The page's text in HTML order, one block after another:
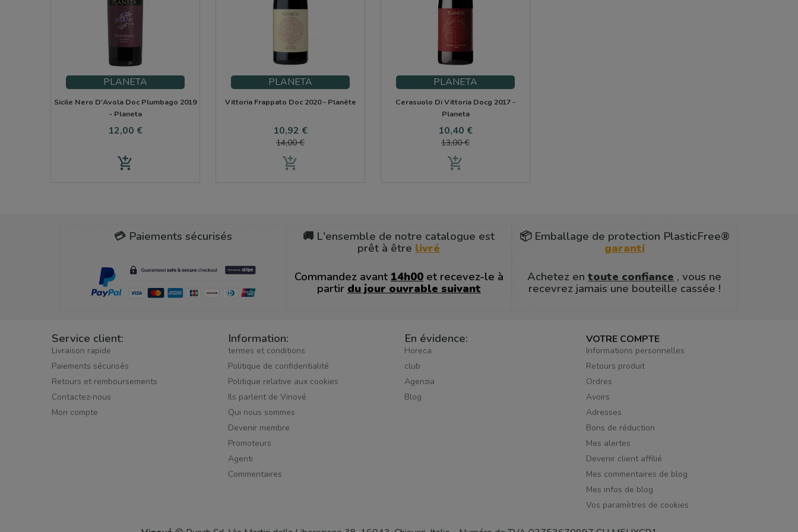
PLANETA
Sicile Nero D'Avola Doc Plumbago 2019
- Planeta
Prix
12,00 €
add_shopping_cart
PLANETA
Vittoria Frappato Doc 2020 - Planète
Prix
10,92 €Prix
14,00 €
add_shopping_cart
PLANETA
Cerasuolo Di Vittoria Docg 2017 -
Planeta
Prix
10,40 €Prix
13,00 €
add_shopping_cart
💳 Paiements sécurisés
🚚 L'ensemble de notre catalogue est
prêt à être livré
Commandez avant 14h00 et recevez-le à
partir du jour ouvrable suivant
📦 Emballage de protection PlasticFree®
garanti
Achetez entoute confiance , vous ne
recevrez jamais une bouteille cassée !
Service client:
Livraison rapide
Paiements sécurisés
Retours et remboursements
Contactez-nous
Mon compte
Information:
termes et conditions
Politique de confidentialité
Politique relative aux cookies
Ils parlent de Vinové
Qui nous sommes
Devenir membre
Promoteurs
Agenti
Commentaires
En évidence:
Horeca
club
Agenzia
Blog
VOTRE COMPTE
Informations personnelles
Retours produit
Ordres
Avoirs
Adresses
Bons de réduction
Mes alertes
Devenir client affilié
Mes commentaires de blog
Mes infos de blog
Vos paramètres de cookies